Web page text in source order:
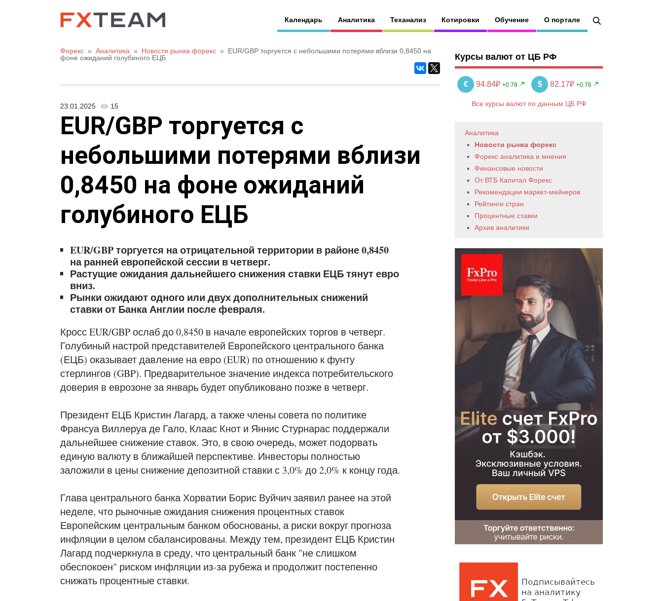
Календарь Аналитика Теханализ Котировки Обучение О портале
Форекс » Аналитика » Новости рынка форекс »
EUR/GBP торгуется с небольшими потерями вблизи 0,8450 на
фоне ожиданий голубиного ЕЦБ
23.01.2025 15
EUR/GBP торгуется с
небольшими потерями вблизи
0,8450 на фоне ожиданий
голубиного ЕЦБ
EUR/GBP торгуется на отрицательной территории в районе 0,8450
на ранней европейской сессии в четверг.
Растущие ожидания дальнейшего снижения ставки ЕЦБ тянут евро
вниз.
Рынки ожидают одного или двух дополнительных снижений
ставки от Банка Англии после февраля.
Кросс EUR/GBP ослаб до 0,8450 в начале европейских торгов в четверг.
Голубиный настрой представителей Европейского центрального банка
(ЕЦБ) оказывает давление на евро (EUR) по отношению к фунту
стерлингов (GBP). Предварительное значение индекса потребительского
доверия в еврозоне за январь будет опубликовано позже в четверг.
Президент ЕЦБ Кристин Лагард, а также члены совета по политике
Франсуа Виллеруа де Гало, Клаас Кнот и Яннис Стурнарас поддержали
дальнейшее снижение ставок. Это, в свою очередь, может подорвать
единую валюту в ближайшей перспективе. Инвесторы полностью
заложили в цены снижение депозитной ставки с 3,0% до 2,0% к концу года.
Глава центрального банка Хорватии Борис Вуйчич заявил ранее на этой
неделе, что рыночные ожидания снижения процентных ставок
Европейским центральным банком обоснованы, а риски вокруг прогноза
инфляции в целом сбалансированы. Между тем, президент ЕЦБ Кристин
Лагард подчеркнула в среду, что центральный банк "не слишком
обеспокоен" риском инфляции из-за рубежа и продолжит постепенно
снижать процентные ставки.
Курсы валют от ЦБ РФ
€ 94.84₽ +0.78 $ 82.17₽ +0.76
Все курсы валют по данным ЦБ РФ
Аналитика
Новости рынка форекс
Форекс аналитика и мнения
Финансовые новости
От ВТБ Капитал Форекс
Рекомендации маркет-мейкеров
Рейтинги стран
Процентные ставки
Архив аналитики